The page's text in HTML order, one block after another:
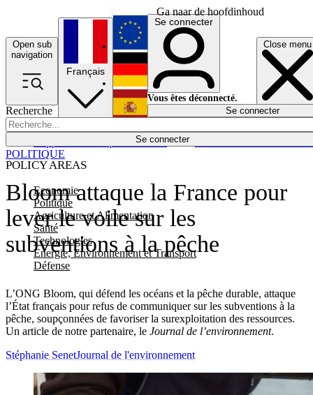
Ga naar de hoofdinhoud
Open sub
navigation
Close menu
Recherche
Se connecter
POLICY AREAS
Economie
Politique
Agriculture et Alimentation
Santé
Technologies
Energie, Environnement et Transport
Défense
Économie
Français
English
Deutsch
Español
Se connecter
Vous êtes déconnecté.
Se connecter
Bloom attaque la France pour
lever le voile sur les
subventions à la pêche
L’ONG Bloom, qui défend les océans et la pêche durable, attaque
l’État français pour refus de communiquer sur les subventions à la
pêche, soupçonnées de favoriser la surexploitation des ressources.
Un article de notre partenaire, le Journal de l’environnement.
POLITIQUE
Stéphanie SenetJournal de l'environnement